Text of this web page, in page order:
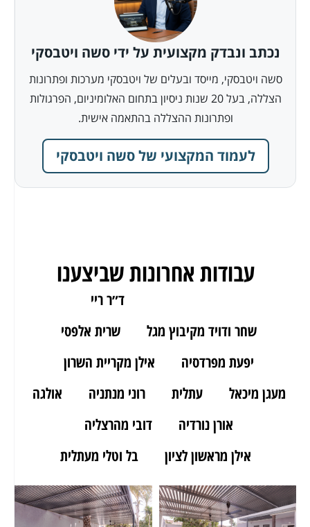
נכתב ונבדק מקצועית על ידי סשה ויטבסקי
סשה ויטבסקי, מייסד ובעלים של ויטבסקי מערכות ופתרונות
הצללה, בעל 20 שנות ניסיון בתחום האלומיניום, הפרגולות
ופתרונות ההצללה בהתאמה אישית.
לעמוד המקצועי של סשה ויטבסקי
עבודות אחרונות שביצענו
ד״ר ריי
שחר ודויד מקיבוץ מגל
שרית אלפסי
יפעת מפרדסיה
אילן מקריית השרון
מעגן מיכאל
עתלית רוני מנתניה
אולגה
אורן נורדיה
דובי מהרצליה
אילן מראשון לציון
בל וטלי מעתלית